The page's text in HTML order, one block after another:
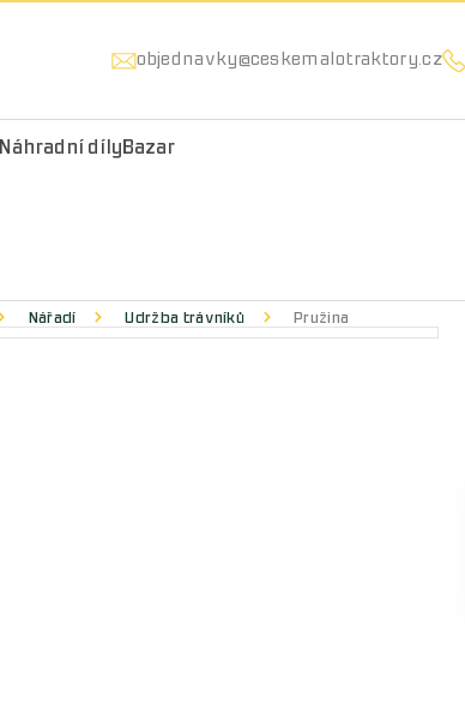
objednavky@ceskemalotraktory.cz
Náhradní díly Bazar
Nářadí Údržba trávníků Pružina